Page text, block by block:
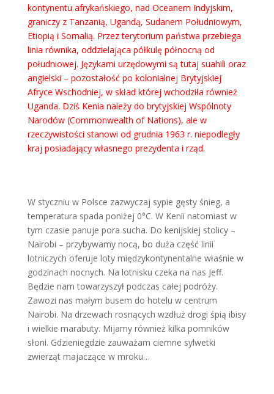
kontynentu afrykańskiego, nad Oceanem Indyjskim,
graniczy z Tanzanią, Ugandą, Sudanem Południowym,
Etiopią i Somalią. Przez terytorium państwa przebiega
linia równika, oddzielająca półkulę północną od
południowej. Językami urzędowymi są tutaj suahili oraz
angielski – pozostałość po kolonialnej Brytyjskiej
Afryce Wschodniej, w skład której wchodziła również
Uganda. Dziś Kenia należy do brytyjskiej Wspólnoty
Narodów (Commonwealth of Nations), ale w
rzeczywistości stanowi od grudnia 1963 r. niepodległy
kraj posiadający własnego prezydenta i rząd.
W styczniu w Polsce zazwyczaj sypie gęsty śnieg, a
temperatura spada poniżej 0°C. W Kenii natomiast w
tym czasie panuje pora sucha. Do kenijskiej stolicy –
Nairobi – przybywamy nocą, bo duża część linii
lotniczych oferuje loty międzykontynentalne właśnie w
godzinach nocnych. Na lotnisku czeka na nas Jeff.
Będzie nam towarzyszył podczas całej podróży.
Zawozi nas małym busem do hotelu w centrum
Nairobi. Na drzewach rosnących wzdłuż drogi śpią ibisy
i wielkie marabuty. Mijamy również kilka pomników
słoni. Gdzieniegdzie zauważam ciemne sylwetki
zwierząt majaczące w mroku…